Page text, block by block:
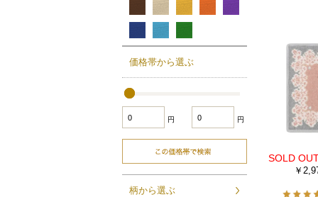
￥
価格帯から選ぶ
円 円
柄から選ぶ